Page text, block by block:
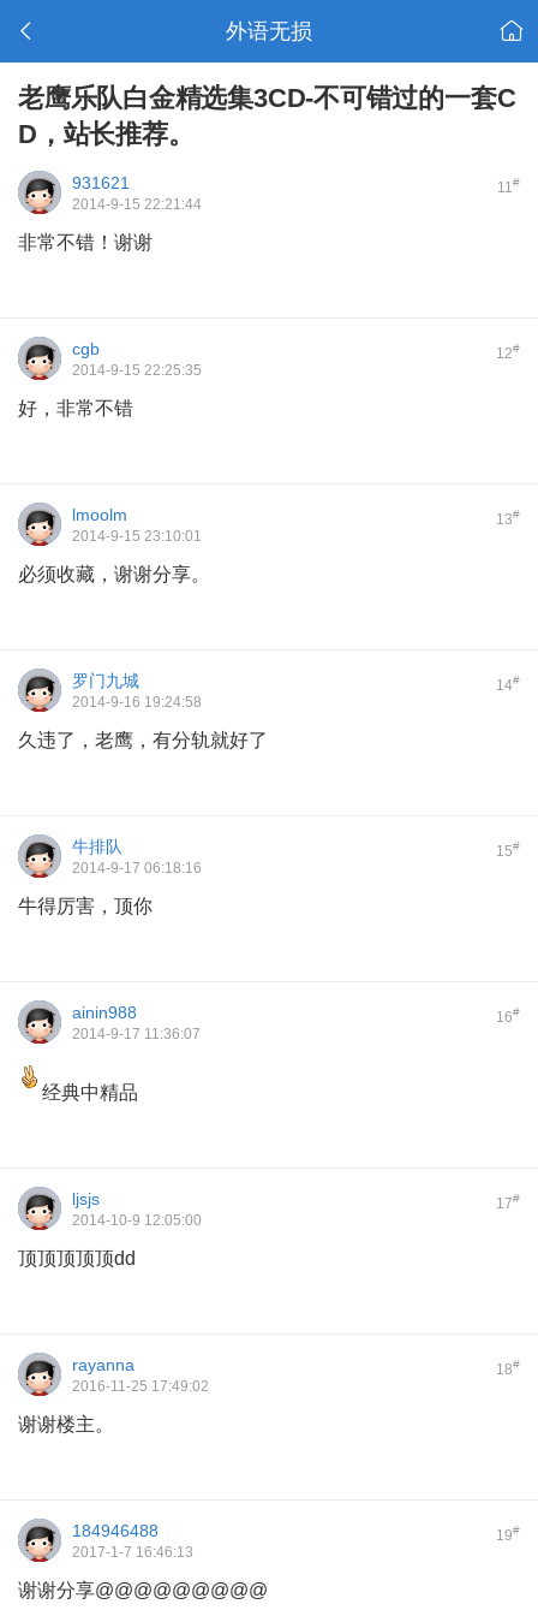
外语无损
老鹰乐队白金精选集3CD-不可错过的一套C
D，站长推荐。
11#
931621
2014-9-15 22:21:44
非常不错！谢谢
12#
cgb
2014-9-15 22:25:35
好，非常不错
13#
lmoolm
2014-9-15 23:10:01
必须收藏，谢谢分享。
14#
罗门九城
2014-9-16 19:24:58
久违了，老鹰，有分轨就好了
15#
牛排队
2014-9-17 06:18:16
牛得厉害，顶你
16#
ainin988
2014-9-17 11:36:07
经典中精品
17#
ljsjs
2014-10-9 12:05:00
顶顶顶顶顶dd
18#
rayanna
2016-11-25 17:49:02
谢谢楼主。
19#
184946488
2017-1-7 16:46:13
谢谢分享@@@@@@@@@